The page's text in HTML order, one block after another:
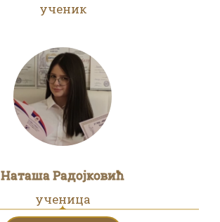
ученик
Наташа Радојковић
ученица